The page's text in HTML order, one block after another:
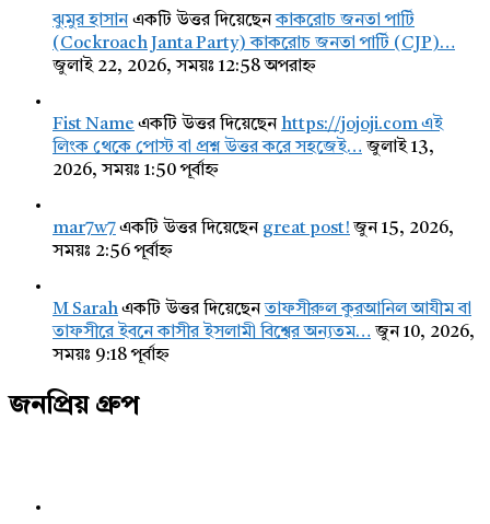
ঝুমুর হাসানএকটি উত্তর দিয়েছেনকাকরোচ জনতা পার্টি
(Cockroach Janta Party) কাকরোচ জনতা পার্টি (CJP)…
জুলাই 22, 2026, সময়ঃ 12:58 অপরাহ্ন
Fist Name একটি উত্তর দিয়েছেন https://jojoji.com এই
লিংক থেকে পোস্ট বা প্রশ্ন উত্তর করে সহজেই… জুলাই 13,
2026, সময়ঃ 1:50 পূর্বাহ্ন
mar7w7একটি উত্তর দিয়েছেন great post! জুন 15, 2026,
সময়ঃ 2:56 পূর্বাহ্ন
M Sarahএকটি উত্তর দিয়েছেনতাফসীরুল কুরআনিল আযীম বা
তাফসীরে ইবনে কাসীর ইসলামী বিশ্বের অন্যতম… জুন 10, 2026,
সময়ঃ 9:18 পূর্বাহ্ন
জনপ্রিয় গ্রুপ